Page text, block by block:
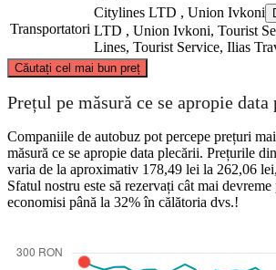
Transportatori
Citylines LTD , Union Ivkoni
LTD , Union Ivkoni, Tourist
Lines, Tourist Service, Ilias
Căutați cel mai bun preț
©CARTO, ©
Prețul pe măsură ce se apropie data
Companiile de autobuz pot percepe prețuri
măsură ce se apropie data plecării. Prețurile
varia de la aproximativ 178,49 lei la 262,06
Sfatul nostru este să rezervați cât mai
economisi până la 32% în călătoria dvs.!